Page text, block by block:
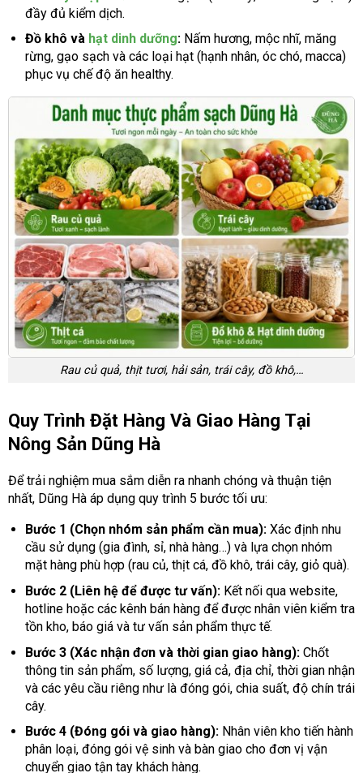
đầy đủ kiểm dịch.
Đồ khô và hạt dinh dưỡng:Nấm hương, mộc nhĩ, măng
rừng, gạo sạch và các loại hạt (hạnh nhân, óc chó, macca)
phục vụ chế độ ăn healthy.
Rau củ quả, thịt tươi, hải sản, trái cây, đồ khô,…
Quy Trình Đặt Hàng Và Giao Hàng Tại
Nông Sản Dũng Hà
Để trải nghiệm mua sắm diễn ra nhanh chóng và thuận tiện
nhất, Dũng Hà áp dụng quy trình 5 bước tối ưu:
Bước 1 (Chọn nhóm sản phẩm cần mua):Xác định nhu
cầu sử dụng (gia đình, sỉ, nhà hàng…) và lựa chọn nhóm
mặt hàng phù hợp (rau củ, thịt cá, đồ khô, trái cây, giỏ quà).
Bước 2 (Liên hệ để được tư vấn):Kết nối qua website,
hotline hoặc các kênh bán hàng để được nhân viên kiểm tra
tồn kho, báo giá và tư vấn sản phẩm thực tế.
Bước 3 (Xác nhận đơn và thời gian giao hàng):Chốt
thông tin sản phẩm, số lượng, giá cả, địa chỉ, thời gian nhận
và các yêu cầu riêng như là đóng gói, chia suất, độ chín trái
cây.
Bước 4 (Đóng gói và giao hàng):Nhân viên kho tiến hành
phân loại, đóng gói vệ sinh và bàn giao cho đơn vị vận
chuyển giao tận tay khách hàng.